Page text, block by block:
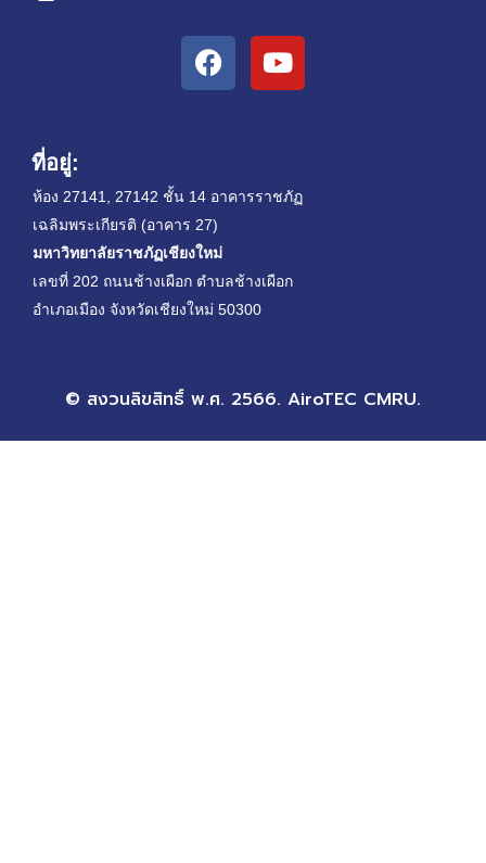
F
a
c
o
o
k
Y
o
u
b
e
ที่อยู่:
ห้อง 27141, 27142 ชั้น 14 อาคารราชภัฏ
เฉลิมพระเกียรติ (อาคาร 27)
มหาวิทยาลัยราชภัฏเชียงใหม่
เลขที่ 202 ถนนช้างเผือก ตำบลช้างเผือก
อำเภอเมือง จังหวัดเชียงใหม่ 50300
© สงวนลิขสิทธิ์ พ.ศ. 2566. AiroTEC CMRU.